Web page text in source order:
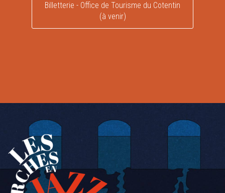
Billetterie - Office de Tourisme du Cotentin
(à venir)